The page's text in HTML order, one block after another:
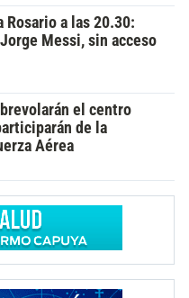
a las 20.30:
Messi, sin acceso
el centro
de la
Aérea